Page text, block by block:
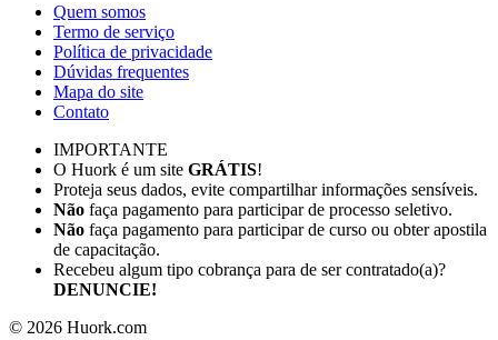
Quem somos
Termo de serviço
Política de privacidade
Dúvidas frequentes
Mapa do site
Contato
IMPORTANTE
O Huork é um site GRÁTIS!
Proteja seus dados, evite compartilhar informações sensíveis.
Não faça pagamento para participar de processo seletivo.
Não faça pagamento para participar de curso ou obter apostila
de capacitação.
Recebeu algum tipo cobrança para de ser contratado(a)?
DENUNCIE!
© 2026 Huork.com